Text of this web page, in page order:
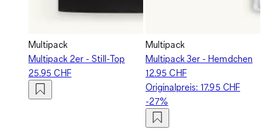
Multipack
Multipack 2er - Still-Top
25.95 CHF
Multipack
Multipack 3er - Hemdchen
12.95 CHF
Originalpreis:17.95 CHF
-27%